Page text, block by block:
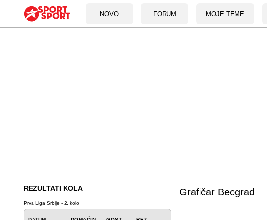
NOVO FORUM MOJE TEME
REZULTATI KOLA
Prva Liga Srbije - 2. kolo
Grafičar Beograd